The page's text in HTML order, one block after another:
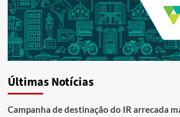
Últimas Notícias
Campanha de destinação do IR arrecada